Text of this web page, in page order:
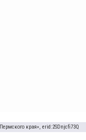
края», erid:2SDnjcfi73Q